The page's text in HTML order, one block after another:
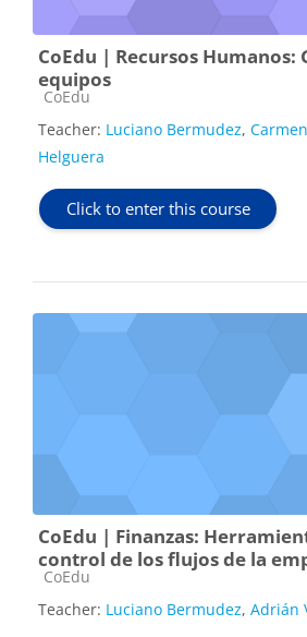
CoEdu | Recursos Humanos:
equipos
Course category
CoEdu
Teacher: Luciano Bermudez,
Helguera
Click to enter this course
CoEdu | Finanzas:
control de los flujos de la
Course category
CoEdu
Teacher: Luciano Bermudez, Adrián